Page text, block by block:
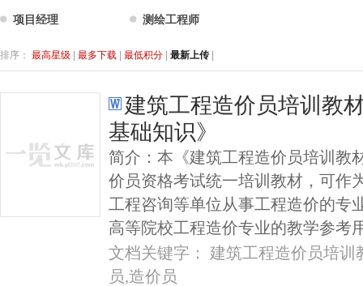
项目经理 测绘工程师
排序： 最高星级 最多下载 最低积分 最新上传
建筑工程造价员培训
基础知识》
简介：本《建筑工程造价员培训教
价员资格考试统一培训教材，可作
工程咨询等单位从事工程造价的专
高等院校工程造价专业的教学参考
文档关键字： 建筑工程造价员培训
员,造价员